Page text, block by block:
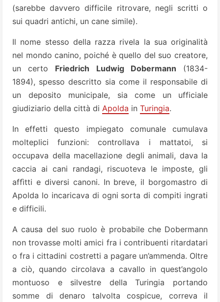
(sarebbe davvero difficile ritrovare, negli scritti o
sui quadri antichi, un cane simile).
Il nome stesso della razza rivela la sua originalità
nel mondo canino, poiché è quello del suo creatore,
un certo Friedrich Ludwig Dobermann (1834-
1894), spesso descritto sia come il responsabile di
un deposito municipale, sia come un ufficiale
giudiziario della città di Apolda in Turingia.
In effetti questo impiegato comunale cumulava
molteplici funzioni: controllava i mattatoi, si
occupava della macellazione degli animali, dava la
caccia ai cani randagi, riscuoteva le imposte, gli
affìtti e diversi canoni. In breve, il borgomastro di
Apolda lo incaricava di ogni sorta di compiti ingrati
e difficili.
A causa del suo ruolo è probabile che Dobermann
non trovasse molti amici fra i contribuenti ritardatari
o fra i cittadini costretti a pagare un’ammenda. Oltre
a ciò, quando circolava a cavallo in quest’angolo
montuoso e silvestre della Turingia portando
somme di denaro talvolta cospicue, correva il